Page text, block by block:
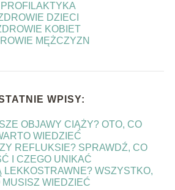
PROFILAKTYKA
DZIECI
KOBIET
MĘŻCZYZN
WPISY:
OBJAWY CIĄŻY? OTO, CO
WIEDZIEĆ
REFLUKSIE? SPRAWDŹ, CO
I CZEGO UNIKAĆ
LEKKOSTRAWNE? WSZYSTKO,
MUSISZ WIEDZIEĆ